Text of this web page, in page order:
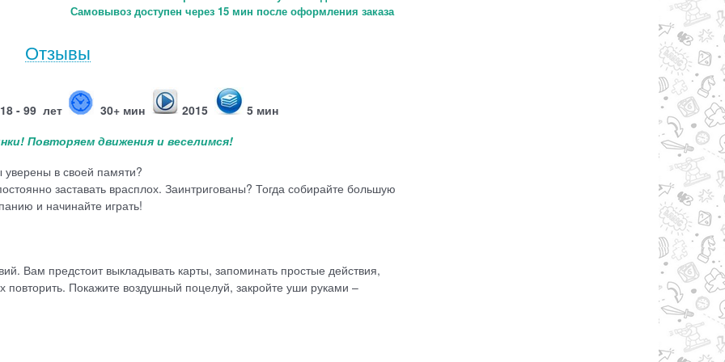
Самовывоз доступен через 15 мин после оформления заказа
Отзывы
- 99 лет 30+ мин 2015
5 мин
Повторяем движения и веселимся!
уверены в своей памяти?
заставать врасплох. Заинтригованы? Тогда собирайте большую
и начинайте играть!
Вам предстоит выкладывать карты, запоминать простые действия,
Покажите воздушный поцелуй, закройте уши руками –